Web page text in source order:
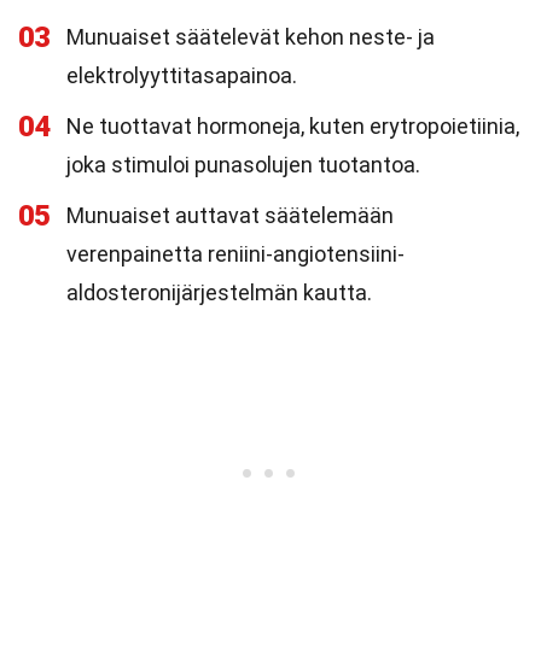
03
Munuaiset säätelevät kehon neste- ja
elektrolyyttitasapainoa.
04
Ne tuottavat hormoneja, kuten erytropoietiinia,
joka stimuloi punasolujen tuotantoa.
05
Munuaiset auttavat säätelemään
verenpainetta reniini-angiotensiini-
aldosteronijärjestelmän kautta.